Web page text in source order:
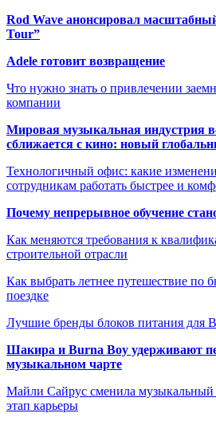
Rod Wave анонсировал
Tour”
Adele готовит возвращение
Что нужно знать о привлечении
компании
Мировая музыкальная индустрия
сближается с кино: новый
Технологичный офис: какие
сотрудникам работать быстрее и
Почему непрерывное обучение
Как меняются требования к
строительной отрасли
Как выбрать летнее путешествие по
поездке
Лучшие бренды блоков питания для
Шакира и Burna Boy удерживают
музыкальном чарте
Майли Сайрус сменила музыкальный
этап карьеры